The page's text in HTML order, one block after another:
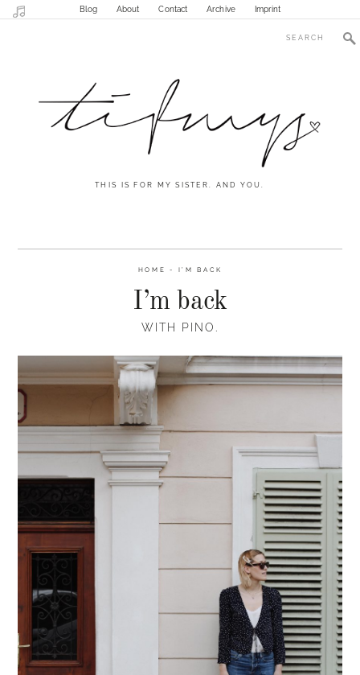
Blog About Contact Archive Imprint
THIS IS FOR MY SISTER. AND YOU.
HOME - I’M BACK
I’m back
WITH PINO.